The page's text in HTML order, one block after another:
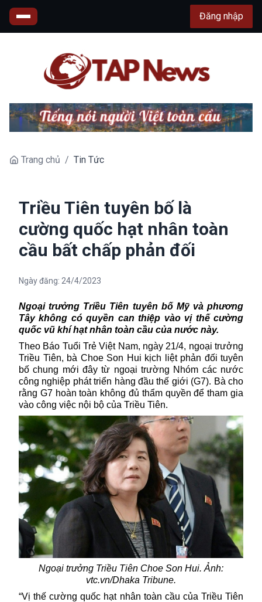
Đăng nhập
Trang chủ / Tin Tức
Triều Tiên tuyên bố là
cường quốc hạt nhân toàn
cầu bất chấp phản đối
Ngày đăng: 24/4/2023
Ngoại trưởng Triều Tiên tuyên bố Mỹ và phương
Tây không có quyền can thiệp vào vị thế cường
quốc vũ khí hạt nhân toàn cầu của nước này.
Theo Báo Tuổi Trẻ Việt Nam, ngày 21/4, ngoại trưởng
Triều Tiên, bà Choe Son Hui kịch liệt phản đối tuyên
bố chung mới đây từ ngoại trường Nhóm các nước
công nghiệp phát triển hàng đầu thế giới (G7). Bà cho
rằng G7 hoàn toàn không đủ thẩm quyền để tham gia
vào công việc nội bộ của Triều Tiên.
Ngoại trưởng Triều Tiên Choe Son Hui. Ảnh:
vtc.vn/Dhaka Tribune.
“Vị thế cường quốc hạt nhân toàn cầu của Triều Tiên